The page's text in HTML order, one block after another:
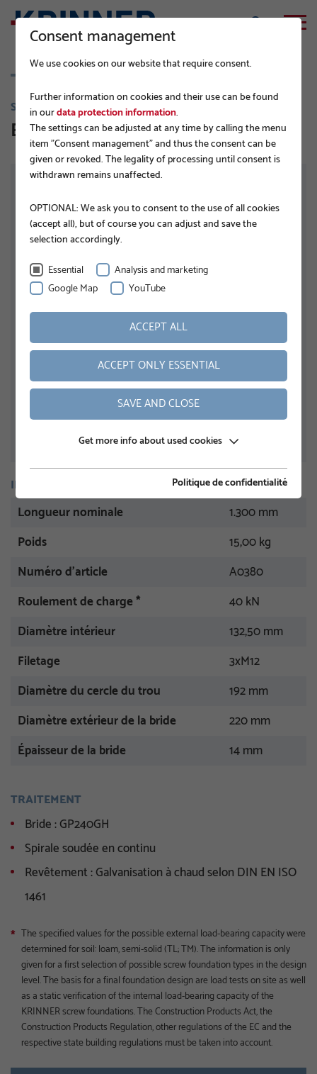
SÉRIE E
E 140x1300-E76-100
INFORMATION
Longueur nominale
1.300 mm
Poids
15,00 kg
Numéro d'article
A0380
Roulement de charge *
40 kN
Diamètre intérieur
132,50 mm
Filetage
3xM12
Diamètre du cercle du trou
192 mm
Diamètre extérieur de la bride
220 mm
Épaisseur de la bride
14 mm
TRAITEMENT
Bride : GP240GH
Spirale soudée en continu
Revêtement : Galvanisation à chaud selon DIN EN ISO
1461
* The specified values for the possible external load-bearing capacity were
determined for soil: loam, semi-solid (TL; TM). The information is only
given for a first selection of possible screw foundation types in the design
level. The basis for a final foundation design are load tests on site as well
as a static verification of the internal load-bearing capacity of the
KRINNER screw foundations. The Construction Products Act, the
Construction Products Regulation, other regulations of the EC and the
respective state building regulations must be taken into account.
Consent management
We use cookies on our website that require consent.
Further information on cookies and their use can be found
in ourdata protection information.
The settings can be adjusted at any time by calling the menu
item "Consent management" and thus the consent can be
given or revoked. The legality of processing until consent is
withdrawn remains unaffected.
OPTIONAL: We ask you to consent to the use of all cookies
(accept all), but of course you can adjust and save the
selection accordingly.
Essential
Analysis and marketing
Google Map
YouTube
ACCEPT ALL
ACCEPT ONLY ESSENTIAL
SAVE AND CLOSE
Get more info about used cookies
Politique de confidentialité